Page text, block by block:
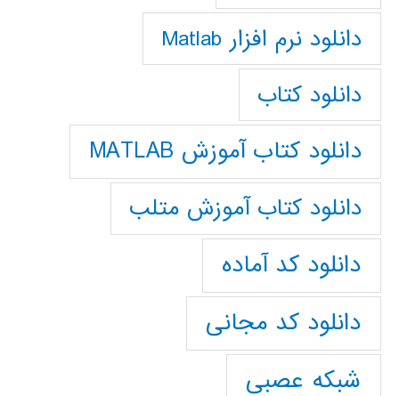
دانلود نرم افزار Matlab
دانلود کتاب
دانلود کتاب آموزش MATLAB
دانلود کتاب آموزش متلب
دانلود کد آماده
دانلود کد مجانی
شبکه عصبی